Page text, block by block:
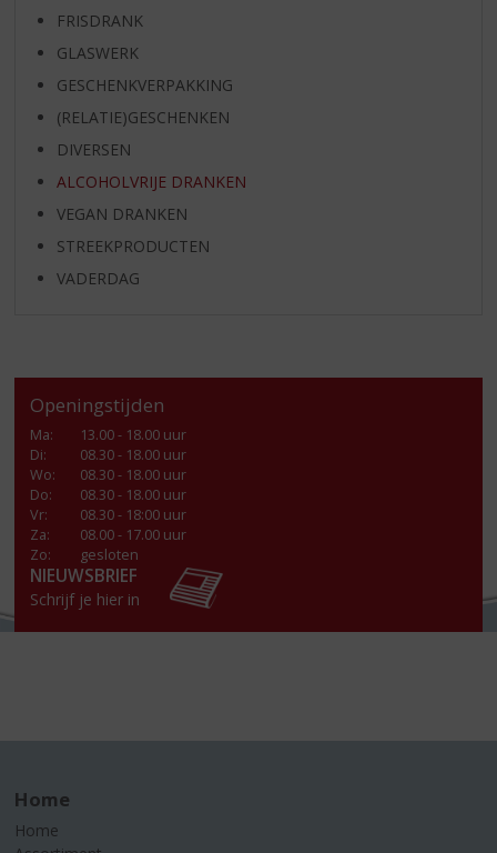
FRISDRANK
GLASWERK
GESCHENKVERPAKKING
(RELATIE)GESCHENKEN
DIVERSEN
ALCOHOLVRIJE DRANKEN
VEGAN DRANKEN
STREEKPRODUCTEN
VADERDAG
Openingstijden
Ma:
13.00 - 18.00 uur
Di:
08.30 - 18.00 uur
Wo:
08.30 - 18.00 uur
Do:
08.30 - 18.00 uur
Vr:
08.30 - 18:00 uur
Za:
08.00 - 17.00 uur
Zo:
gesloten
NIEUWSBRIEF
Schrijf je hier in
Home
Home